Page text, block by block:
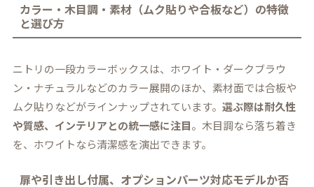
カラー・木目調・素材（ムク貼りや合板など）の特徴
と選び方
ニトリの一段カラーボックスは、ホワイト・ダークブラウ
ン・ナチュラルなどのカラー展開のほか、素材面では合板や
ムク貼りなどがラインナップされています。選ぶ際は耐久性
や質感、インテリアとの統一感に注目。木目調なら落ち着き
を、ホワイトなら清潔感を演出できます。
扉や引き出し付属、オプションパーツ対応モデルか否